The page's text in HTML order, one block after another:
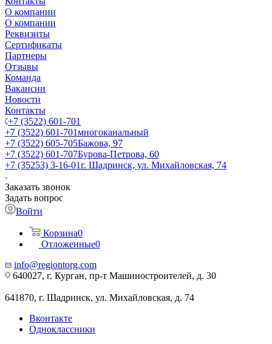
О компании
О компании
Реквизиты
Сертификаты
Партнеры
Отзывы
Команда
Вакансии
Новости
Контакты
+7 (3522) 601-701
+7 (3522) 601-701многоканальный
+7 (3522) 605-705Бажова, 97
+7 (3522) 601-707Бурова-Петрова, 60
+7 (35253) 3-16-01г. Шадринск, ул. Михайловская, 74
Заказать звонок
Задать вопрос
Войти
Корзина0
Отложенные0
info@regiontorg.com
640027, г. Курган, пр-т Машиностроителей, д. 30
641870, г. Шадринск, ул. Михайловская, д. 74
Вконтакте
Одноклассники